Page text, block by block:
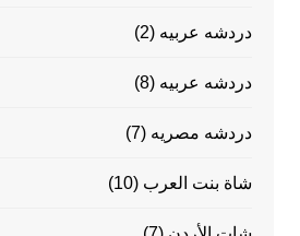
دردشه عربيه (2)
دردشه عربيه (8)
دردشه مصريه (7)
شاة بنت العرب (10)